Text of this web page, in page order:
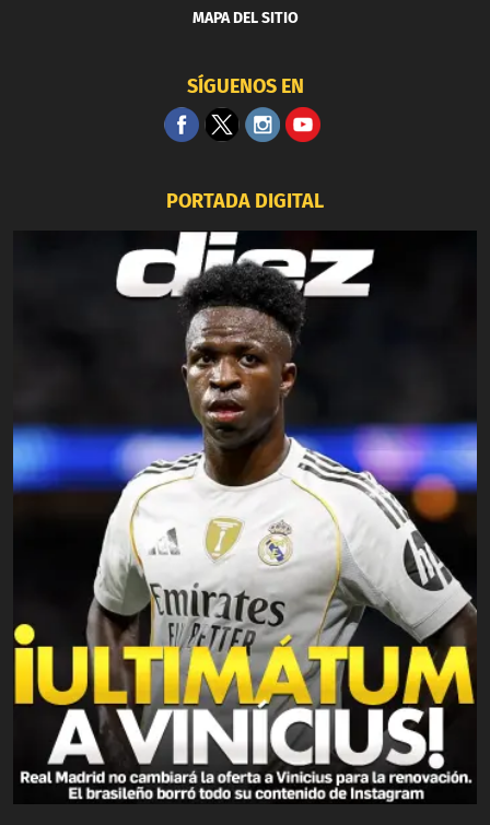
MAPA DEL SITIO
SÍGUENOS EN
PORTADA DIGITAL